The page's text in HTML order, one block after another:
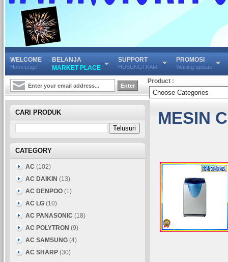
WELCOME
Homepage
BELANJA
MARKET PLACE
SUPPORT
HUBUNGI KAMI
PROMOSI
Waiting update
Product :
MESIN
CARI PRODUK
CATEGORY
AC (102)
AC DAIKIN (13)
AC DENPOO (1)
AC LG (10)
AC PANASONIC (18)
AC POLYTRON (9)
AC SAMSUNG (4)
AC SHARP (30)